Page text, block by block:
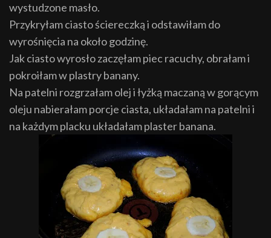
wystudzone masło.
Przykryłam ciasto ściereczką i odstawiłam do
wyrośnięcia na około godzinę.
Jak ciasto wyrosło zaczęłam piec racuchy, obrałam i
pokroiłam w plastry banany.
Na patelni rozgrzałam olej i łyżką maczaną w gorącym
oleju nabierałam porcje ciasta, układałam na patelni i
na każdym placku układałam plaster banana.